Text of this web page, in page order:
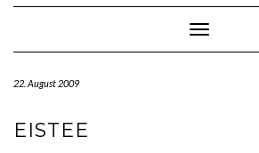
Toggle
22. August 2009
EISTEE